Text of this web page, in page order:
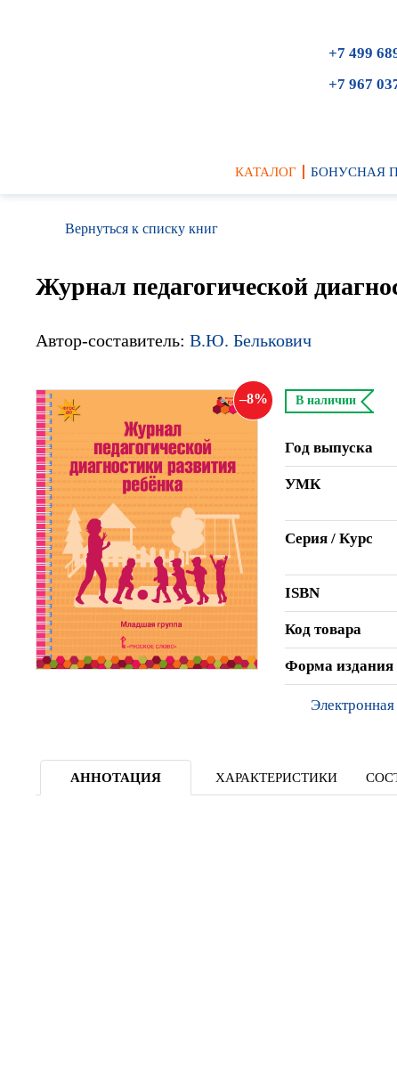
+7 499
+7 967
КАТАЛОГ БОНУСНАЯ
Вернуться к списку книг
Журнал педагогической
Автор-составитель: В.Ю. Белькович
8 В наличии
Год выпуска
УМК
Серия / Курс
ISBN
Код товара
Форма издания
АННОТАЦИЯ ХАРАКТЕРИСТИКИ